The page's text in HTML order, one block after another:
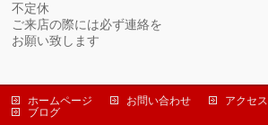
不定休
ご来店の際には必ず連絡を
お願い致します
ホームページ お問い合わせ アクセス
ブログ